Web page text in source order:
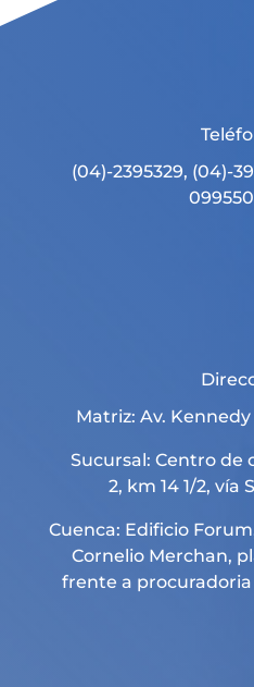
(04)-2395329, (04)-
Matriz: Av. Kennedy
Sucursal: Centro de
2, km 14 1/2, vía
Cuenca: Edificio
Cornelio Merchan,
frente a